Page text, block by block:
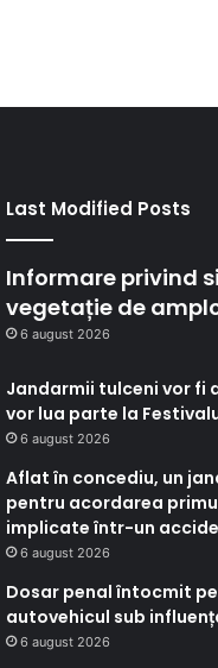
Last Modified Posts
Informare privind
vegetație de
6 august 2026
Jandarmii tulceni vor fi
vor lua parte la
6 august 2026
Aflat în concediu, un
pentru acordarea
implicate într-un
6 august 2026
Dosar penal întocmit
autovehicul sub
6 august 2026